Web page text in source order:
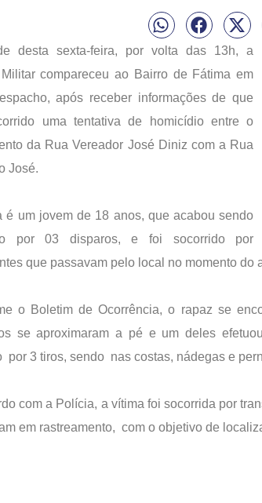
desta sexta-feira, por volta das 13h, a
compareceu ao Bairro de Fátima em
após receber informações de que
uma tentativa de homicídio entre o
da Rua Vereador José Diniz com a Rua
José.
é um jovem de 18 anos, que acabou sendo
por 03 disparos, e foi socorrido por
que passavam pelo local no momento do
o Boletim de Ocorrência, o rapaz se
se aproximaram a pé e um deles
por 3 tiros, sendo nas costas, nádegas e
com a Polícia, a vítima foi socorrida por
em rastreamento, com o objetivo de